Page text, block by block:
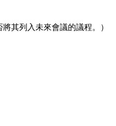
其列入未來會議的議程。）